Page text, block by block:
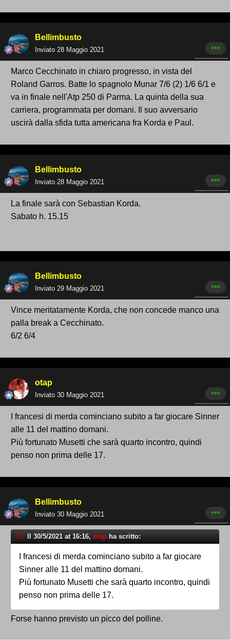
Bellimbusto
Inviato 28 Maggio 2021
Marco Cecchinato in chiaro progresso, in vista del
Roland Garros. Batte lo spagnolo Munar 7/6 (2) 1/6 6/1 e
va in finale nell'Atp 250 di Parma. La quinta della sua
carriera, programmata per domani. Il suo avversario
uscirà dalla sfida tutta americana fra Korda e Paul.
Bellimbusto
Inviato 28 Maggio 2021
La finale sarà con Sebastian Korda.
Sabato h. 15.15
Bellimbusto
Inviato 29 Maggio 2021
Vince meritatamente Korda, che non concede manco una
palla break a Cecchinato.
6/2 6/4
otap
Inviato 30 Maggio 2021
I francesi di merda cominciano subito a far giocare Sinner
alle 11 del mattino domani.
Più fortunato Musetti che sarà quarto incontro, quindi
penso non prima delle 17.
Bellimbusto
Inviato 30 Maggio 2021
Il 30/5/2021 at 16:16, otap ha scritto:
I francesi di merda cominciano subito a far giocare
Sinner alle 11 del mattino domani.
Più fortunato Musetti che sarà quarto incontro, quindi
penso non prima delle 17.
Forse hanno previsto un picco del polline.